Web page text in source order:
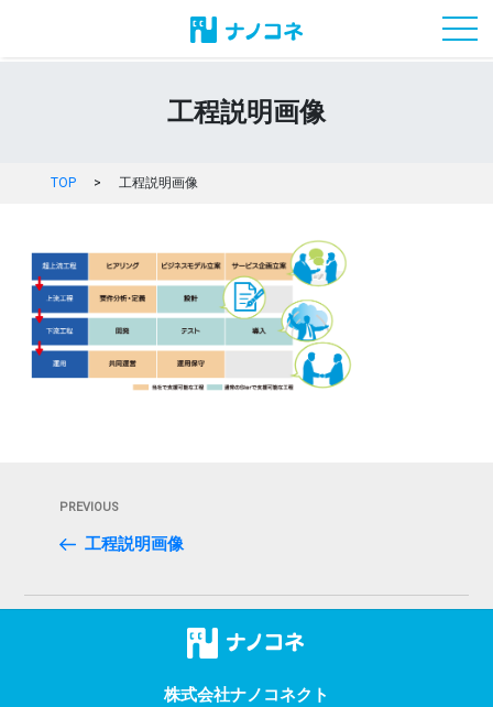
工程説明画像
TOP > 工程説明画像
ビ
Previous
Post
PREVIOUS
工程説明画像
株式会社ナノコネクト